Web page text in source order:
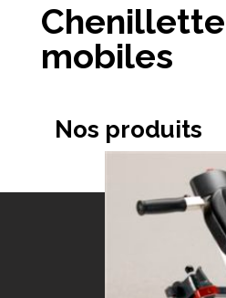
mobiles
Nos produits